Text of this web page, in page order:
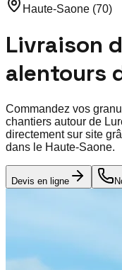
Haute-Saone (70)
Livraison
alentours
Commandez vos
chantiers autour de
directement sur site
dans le Haute-Saone.
Devis en ligne